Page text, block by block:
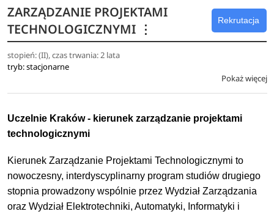
ZARZĄDZANIE PROJEKTAMI
TECHNOLOGICZNYMI ⋮
Rekrutacja
stopień: (II), czas trwania: 2 lata
tryb: stacjonarne
Pokaż więcej
Uczelnie Kraków - kierunek zarządzanie projektami
technologicznymi
Kierunek Zarządzanie Projektami Technologicznymi to
nowoczesny, interdyscyplinarny program studiów drugiego
stopnia prowadzony wspólnie przez Wydział Zarządzania
oraz Wydział Elektrotechniki, Automatyki, Informatyki i